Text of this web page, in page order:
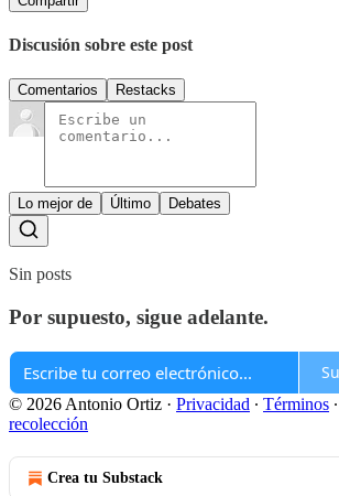
Discusión sobre este post
Comentarios Restacks
Lo mejor de Último Debates
Sin posts
Por supuesto, sigue adelante.
© 2026 Antonio Ortiz · Privacidad ∙ Términos ∙
recolección
Crea tu Substack